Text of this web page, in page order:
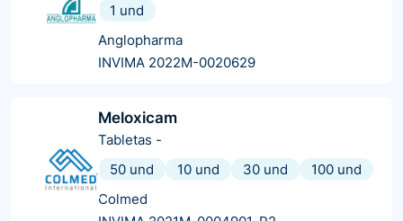
1 und
Anglopharma
INVIMA 2022M-0020629
Meloxicam
Tabletas -
50 und
10 und 30 und
100 und
Colmed